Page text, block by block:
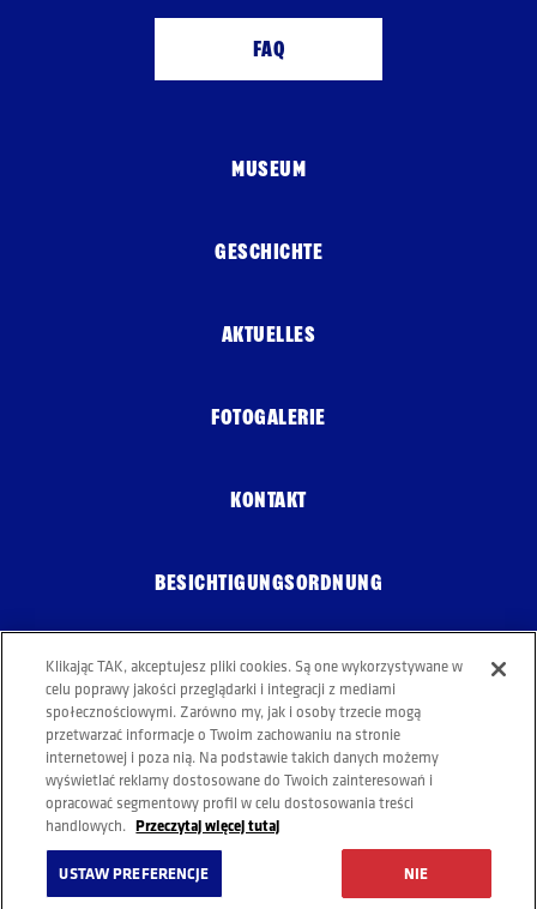
FAQ
MUSEUM
GESCHICHTE
AKTUELLES
FOTOGALERIE
KONTAKT
BESICHTIGUNGSORDNUNG
COOKIES – RICHTLINIE
VERANTWORTUNGSVOLL TRINKEN
Klikając TAK, akceptujesz pliki cookies. Są one wykorzystywane w
celu poprawy jakości przeglądarki i integracji z mediami
społecznościowymi. Zarówno my, jak i osoby trzecie mogą
przetwarzać informacje o Twoim zachowaniu na stronie
internetowej i poza nią. Na podstawie takich danych możemy
wyświetlać reklamy dostosowane do Twoich zainteresowań i
opracować segmentowy profil w celu dostosowania treści
handlowych. Przeczytaj więcej tutaj
USTAW PREFERENCJE NIE